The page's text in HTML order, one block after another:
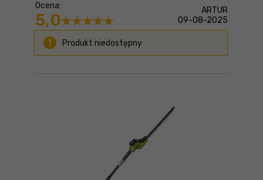
Ocena:
5,0
ARTUR
09-08-2025
Produkt niedostępny